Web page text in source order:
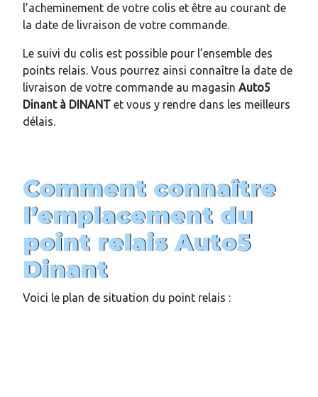
l’acheminement de votre colis et être au courant de
la date de livraison de votre commande.
Le suivi du colis est possible pour l’ensemble des
points relais. Vous pourrez ainsi connaître la date de
livraison de votre commande au magasin Auto5
Dinant à DINANT et vous y rendre dans les meilleurs
délais.
Comment connaître
l’emplacement du
point relais Auto5
Dinant
Voici le plan de situation du point relais :